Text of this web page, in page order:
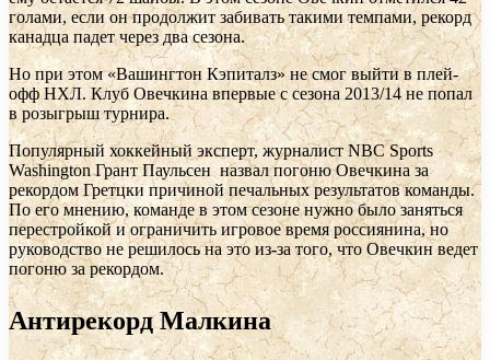
голами, если он продолжит забивать такими темпами, рекорд
канадца падет через два сезона.
Но при этом «Вашингтон Кэпиталз» не смог выйти в плей-
офф НХЛ. Клуб Овечкина впервые с сезона 2013/14 не попал
в розыгрыш турнира.
Популярный хоккейный эксперт, журналист NBC Sports
Washington Грант Паульсен назвал погоню Овечкина за
рекордом Гретцки причиной печальных результатов команды.
По его мнению, команде в этом сезоне нужно было заняться
перестройкой и ограничить игровое время россиянина, но
руководство не решилось на это из-за того, что Овечкин ведет
погоню за рекордом.
Антирекорд Малкина